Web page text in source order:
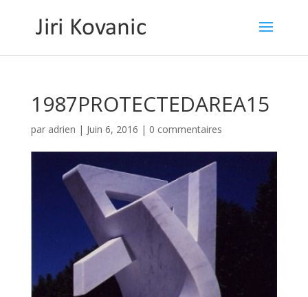
1987PROTECTEDAREA15
par adrien | Juin 6, 2016 | 0 commentaires